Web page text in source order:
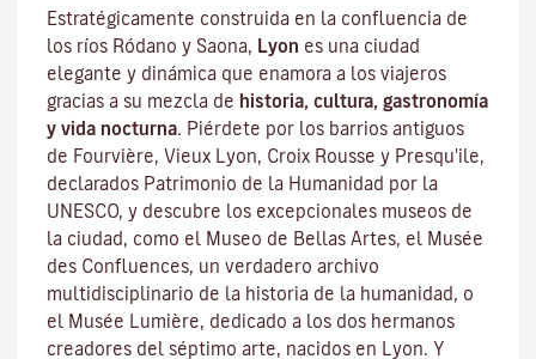
Estratégicamente construida en la confluencia de
los ríos Ródano y Saona, Lyon es una ciudad
elegante y dinámica que enamora a los viajeros
gracias a su mezcla de historia, cultura, gastronomía
y vida nocturna. Piérdete por los barrios antiguos
de Fourvière, Vieux Lyon, Croix Rousse y Presqu'ile,
declarados Patrimonio de la Humanidad por la
UNESCO, y descubre los excepcionales museos de
la ciudad , como el Museo de Bellas Artes, el Musée
des Confluences, un verdadero archivo
multidisciplinario de la historia de la humanidad, o
el Musée Lumière, dedicado a los dos hermanos
creadores del séptimo arte, nacidos en Lyon. Y